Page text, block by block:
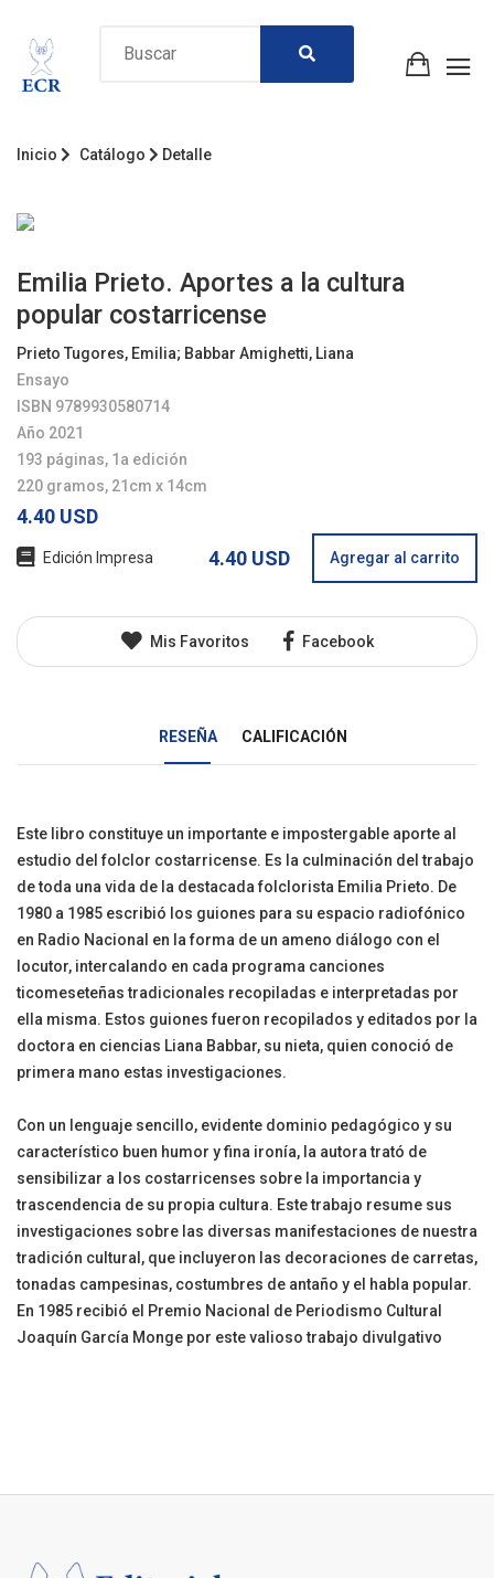
Inicio Catálogo Detalle
Emilia Prieto. Aportes a la cultura
popular costarricense
Prieto Tugores, Emilia; Babbar Amighetti, Liana
Ensayo
ISBN 9789930580714
Año 2021
193 páginas, 1a edición
220 gramos, 21cm x 14cm
4.40 USD
Edición Impresa 4.40 USD Agregar al carrito
Mis Favoritos Facebook
RESEÑA CALIFICACIÓN
Este libro constituye un importante e impostergable aporte al
estudio del folclor costarricense. Es la culminación del trabajo
de toda una vida de la destacada folclorista Emilia Prieto. De
1980 a 1985 escribió los guiones para su espacio radiofónico
en Radio Nacional en la forma de un ameno diálogo con el
locutor, intercalando en cada programa canciones
ticomeseteñas tradicionales recopiladas e interpretadas por
ella misma. Estos guiones fueron recopilados y editados por la
doctora en ciencias Liana Babbar, su nieta, quien conoció de
primera mano estas investigaciones.
Con un lenguaje sencillo, evidente dominio pedagógico y su
característico buen humor y fina ironía, la autora trató de
sensibilizar a los costarricenses sobre la importancia y
trascendencia de su propia cultura. Este trabajo resume sus
investigaciones sobre las diversas manifestaciones de nuestra
tradición cultural, que incluyeron las decoraciones de carretas,
tonadas campesinas, costumbres de antaño y el habla popular.
En 1985 recibió el Premio Nacional de Periodismo Cultural
Joaquín García Monge por este valioso trabajo divulgativo